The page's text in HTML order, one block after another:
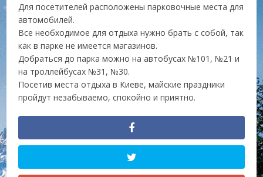
Для посетителей расположены парковочные места для
автомобилей.
Все необходимое для отдыха нужно брать с собой, так
как в парке не имеется магазинов.
Добраться до парка можно на автобусах №101, №21 и
на троллейбусах №31, №30.
Посетив места отдыха в Киеве, майские праздники
пройдут незабываемо, спокойно и приятно.